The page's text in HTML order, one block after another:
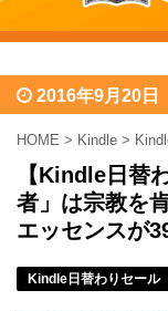
2016年9月20
HOME > Kindle >
【Kindle日替
者」は宗教を
エッセンスが
Kindle日替わりセール